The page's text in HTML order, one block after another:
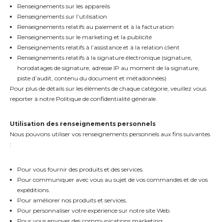
Renseignements sur les appareils
Renseignements sur l’utilisation
Renseignements relatifs au paiement et à la facturation
Renseignements sur le marketing et la publicité
Renseignements relatifs à l’assistance et à la relation client
Renseignements relatifs à la signature électronique (signature,
horodatages de signature, adresse IP au moment de la signature,
piste d’audit, contenu du document et métadonnées)
Pour plus de détails sur les éléments de chaque catégorie, veuillez vous
reporter à notre Politique de confidentialité générale.
Utilisation des renseignements personnels
Nous pouvons utiliser vos renseignements personnels aux fins suivantes
:
Pour vous fournir des produits et des services.
Pour communiquer avec vous au sujet de vos commandes et de vos
expéditions.
Pour améliorer nos produits et services.
Pour personnaliser votre expérience sur notre site Web.